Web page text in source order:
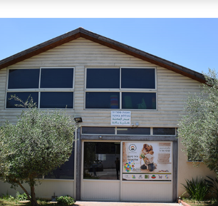
مركز القاسمي للموهبه والإبداع